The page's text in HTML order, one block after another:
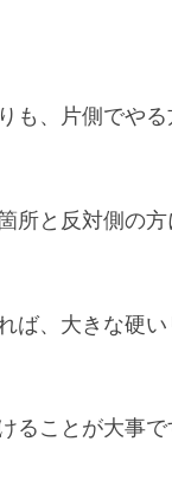
も、片側でや
所と反対側の
ば、大きな硬
ることが大事で